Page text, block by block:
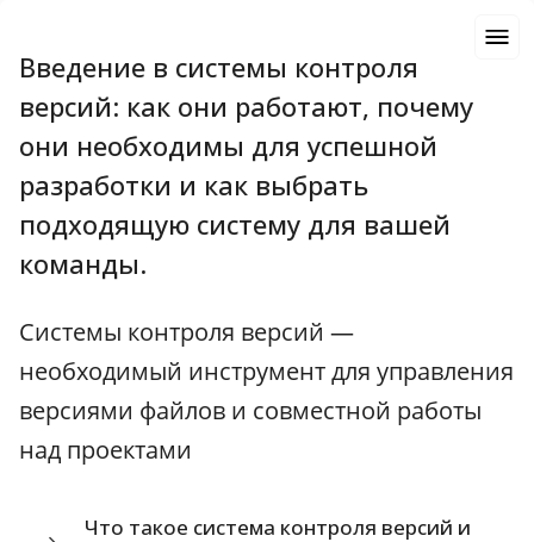
Введение в системы контроля
версий: как они работают, почему
они необходимы для успешной
разработки и как выбрать
подходящую систему для вашей
команды.
Системы контроля версий —
необходимый инструмент для управления
версиями файлов и совместной работы
над проектами
Что такое система контроля версий и